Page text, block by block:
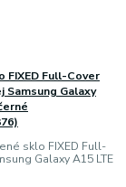
FIXED Full-Cover
Samsung Galaxy
sklo FIXED Full-
Galaxy A15 LTE